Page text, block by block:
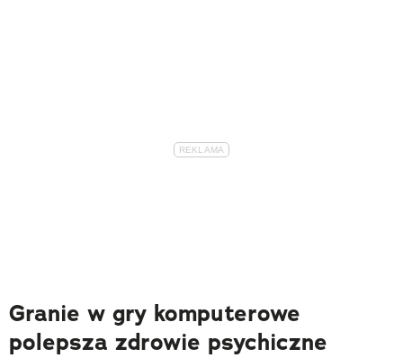
Granie w gry komputerowe
polepsza zdrowie psychiczne